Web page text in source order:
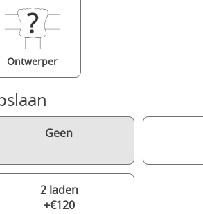
Ontwerper
Geen
2 laden
+€120